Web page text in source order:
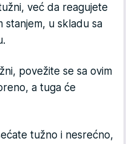
već da reagujete
stanjem, u skladu sa
povežite se sa ovim
a tuga će
tužno i nesrećno,